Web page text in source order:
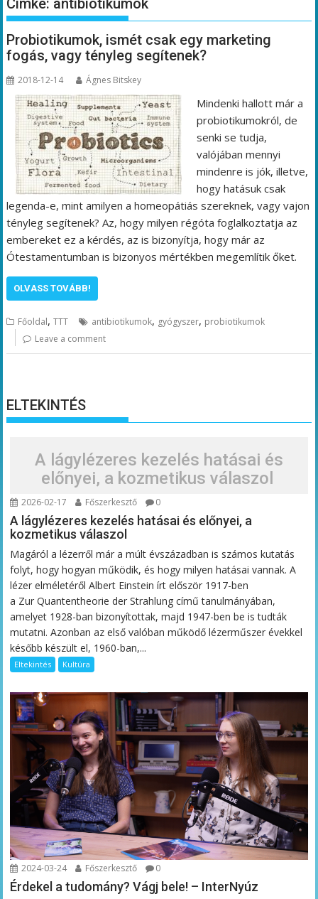
Címke: antibiotikumok
Probiotikumok, ismét csak egy marketing
fogás, vagy tényleg segítenek?
2018-12-14 Ágnes Bitskey
Mindenki hallott már a
probiotikumokról, de
senki se tudja,
valójában mennyi
mindenre is jók, illetve,
hogy hatásuk csak
legenda-e, mint amilyen a homeopátiás szereknek, vagy vajon
tényleg segítenek? Az, hogy milyen régóta foglalkoztatja az
embereket ez a kérdés, az is bizonyítja, hogy már az
Ótestamentumban is bizonyos mértékben megemlítik őket.
OLVASS TOVÁBB!
Főoldal,TTT antibiotikumok, gyógyszer, probiotikumok
Leave a comment
ELTEKINTÉS
A lágylézeres kezelés hatásai és
előnyei, a kozmetikus válaszol
2026-02-17 Főszerkesztő 0
A lágylézeres kezelés hatásai és előnyei, a
kozmetikus válaszol
Magáról a lézerről már a múlt évszázadban is számos kutatás
folyt, hogy hogyan működik, és hogy milyen hatásai vannak. A
lézer elméletéről Albert Einstein írt először 1917-ben
a Zur Quantentheorie der Strahlung című tanulmányában,
amelyet 1928-ban bizonyítottak, majd 1947-ben be is tudták
mutatni. Azonban az első valóban működő lézerműszer évekkel
később készült el, 1960-ban,...
Eltekintés Kultúra
2024-03-24 Főszerkesztő 0
Érdekel a tudomány? Vágj bele! – InterNyúz